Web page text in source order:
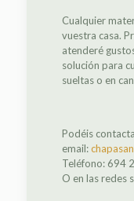
Cualquier
vuestra casa.
atenderé
solución para
sueltas o en
Podéis
email:
Teléfono: 694
O en las redes